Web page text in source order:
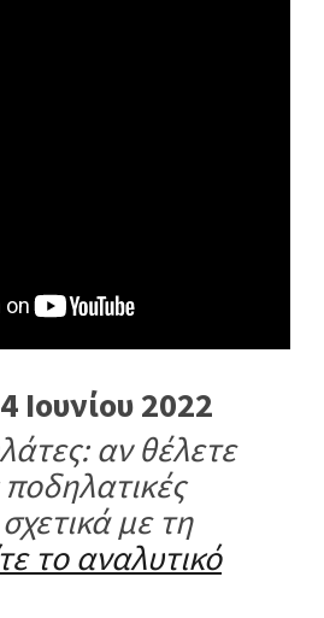
Ιουνίου 2022
αν θέλετε
με τη
το αναλυτικό